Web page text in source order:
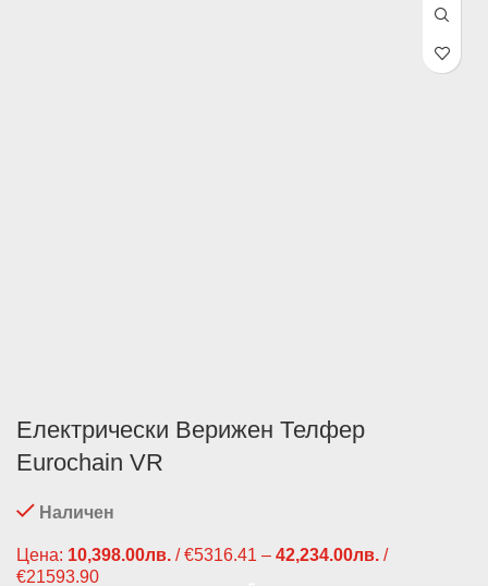
Електрически Верижен Телфер
Eurochain VR
Наличен
Цена: 10,398.00лв. / €5316.41 – 42,234.00лв. /
€21593.90